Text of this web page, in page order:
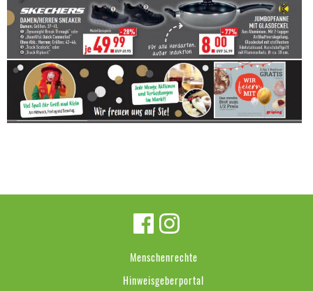
Menschenrechte
Hinweisgeberportal